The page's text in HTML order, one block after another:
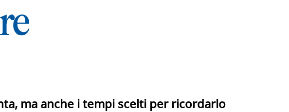
ma anche i tempi scelti per ricordarlo